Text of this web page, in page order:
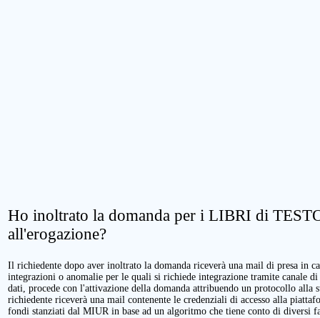
Ho inoltrato la domanda per i LIBRI di
all'erogazione?
Il richiedente dopo aver inoltrato la domanda riceverà una mail di presa in
integrazioni o anomalie per le quali si richiede integrazione tramite canale
dati, procede con l'attivazione della domanda attribuendo un protocollo alla
richiedente riceverà una mail contenente le credenziali di accesso alla
fondi stanziati dal MIUR in base ad un algoritmo che tiene conto di diversi